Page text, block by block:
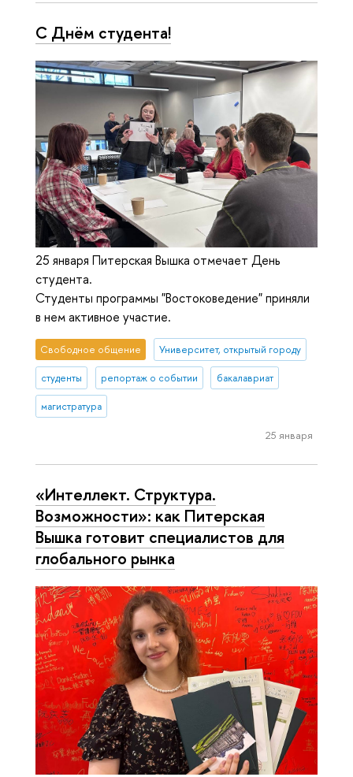
С Днём студента!
25 января Питерская Вышка отмечает День
студента.
Студенты программы "Востоковедение" приняли
в нем активное участие.
Свободное общение Университет, открытый городу
студенты репортаж о событии бакалавриат
магистратура
25 января
«Интеллект. Структура.
Возможности»: как Питерская
Вышка готовит специалистов для
глобального рынка